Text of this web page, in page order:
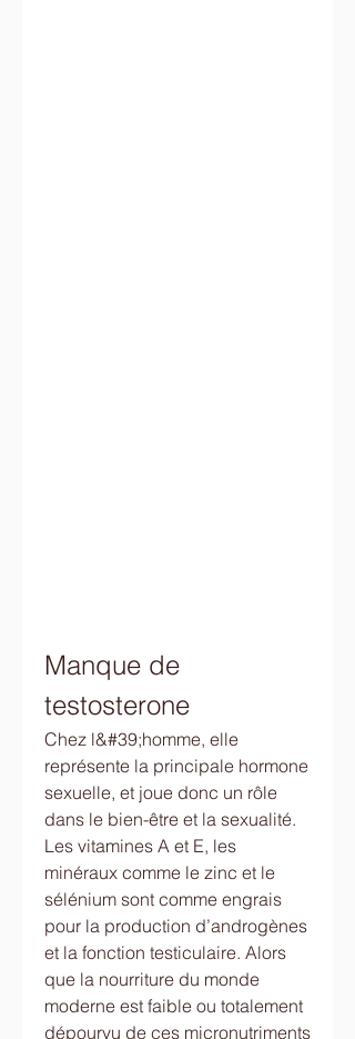
Manque de
testosterone
Chez l&#39;homme, elle
représente la principale hormone
sexuelle, et joue donc un rôle
dans le bien-être et la sexualité.
Les vitamines A et E, les
minéraux comme le zinc et le
sélénium sont comme engrais
pour la production d’androgènes
et la fonction testiculaire. Alors
que la nourriture du monde
moderne est faible ou totalement
dépourvu de ces micronutriments